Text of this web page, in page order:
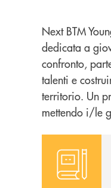
Next BTM
dedicata a
confronto,
talenti e
territorio. Un
mettendo i/le